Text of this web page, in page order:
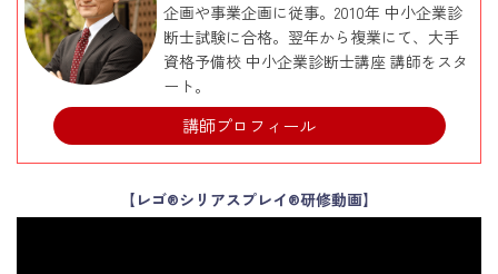
企画や事業企画に従事。2010年 中小企業診
断士試験に合格。翌年から複業にて、大手
資格予備校 中小企業診断士講座 講師をスタ
ート。
講師プロフィール
【レゴ®シリアスプレイ®研修動画】